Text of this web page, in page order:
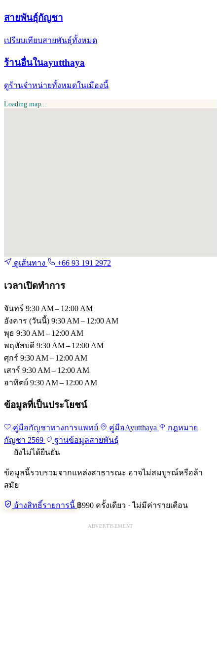
สายพันธุ์กัญชา
เปรียบเทียบสายพันธุ์ทั้งหมด
ร้านอื่นในayutthaya
ดูร้านจำหน่ายทั้งหมดในเมืองนี้
Loading map...
ดูเส้นทาง +66 93 191 2972
เวลาเปิดทำการ
จันทร์ 9:30 AM – 12:00 AM
อังคาร (วันนี้) 9:30 AM – 12:00 AM
พุธ 9:30 AM – 12:00 AM
พฤหัสบดี 9:30 AM – 12:00 AM
ศุกร์ 9:30 AM – 12:00 AM
เสาร์ 9:30 AM – 12:00 AM
อาทิตย์ 9:30 AM – 12:00 AM
ข้อมูลที่เป็นประโยชน์
คู่มือกัญชาทางการแพทย์ คู่มือAyutthaya
กฎหมาย
กัญชา 2569
ฐานข้อมูลสายพันธุ์
ยังไม่ได้ยืนยัน
ข้อมูลนี้รวบรวมจากแหล่งสาธารณะ อาจไม่สมบูรณ์หรือล้า
สมัย
อ้างสิทธิ์รายการนี้ ฿990 ครั้งเดียว · ไม่มีค่ารายเดือน
ADVERTISEMENT